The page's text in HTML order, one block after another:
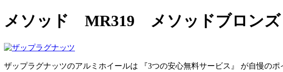
メソッド MR319 メソッドブロンズ
ザップラグナッツのアルミホイールは 『3つの安心無料サービス』 が自慢のポ